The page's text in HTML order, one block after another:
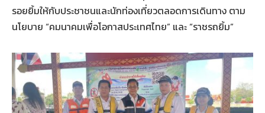
รอยยิ้มให้กับประชาชนและนักท่องเที่ยวตลอดการเดินทาง ตาม
นโยบาย “คมนาคมเพื่อโอกาสประเทศไทย” และ “ราชรถยิ้ม”